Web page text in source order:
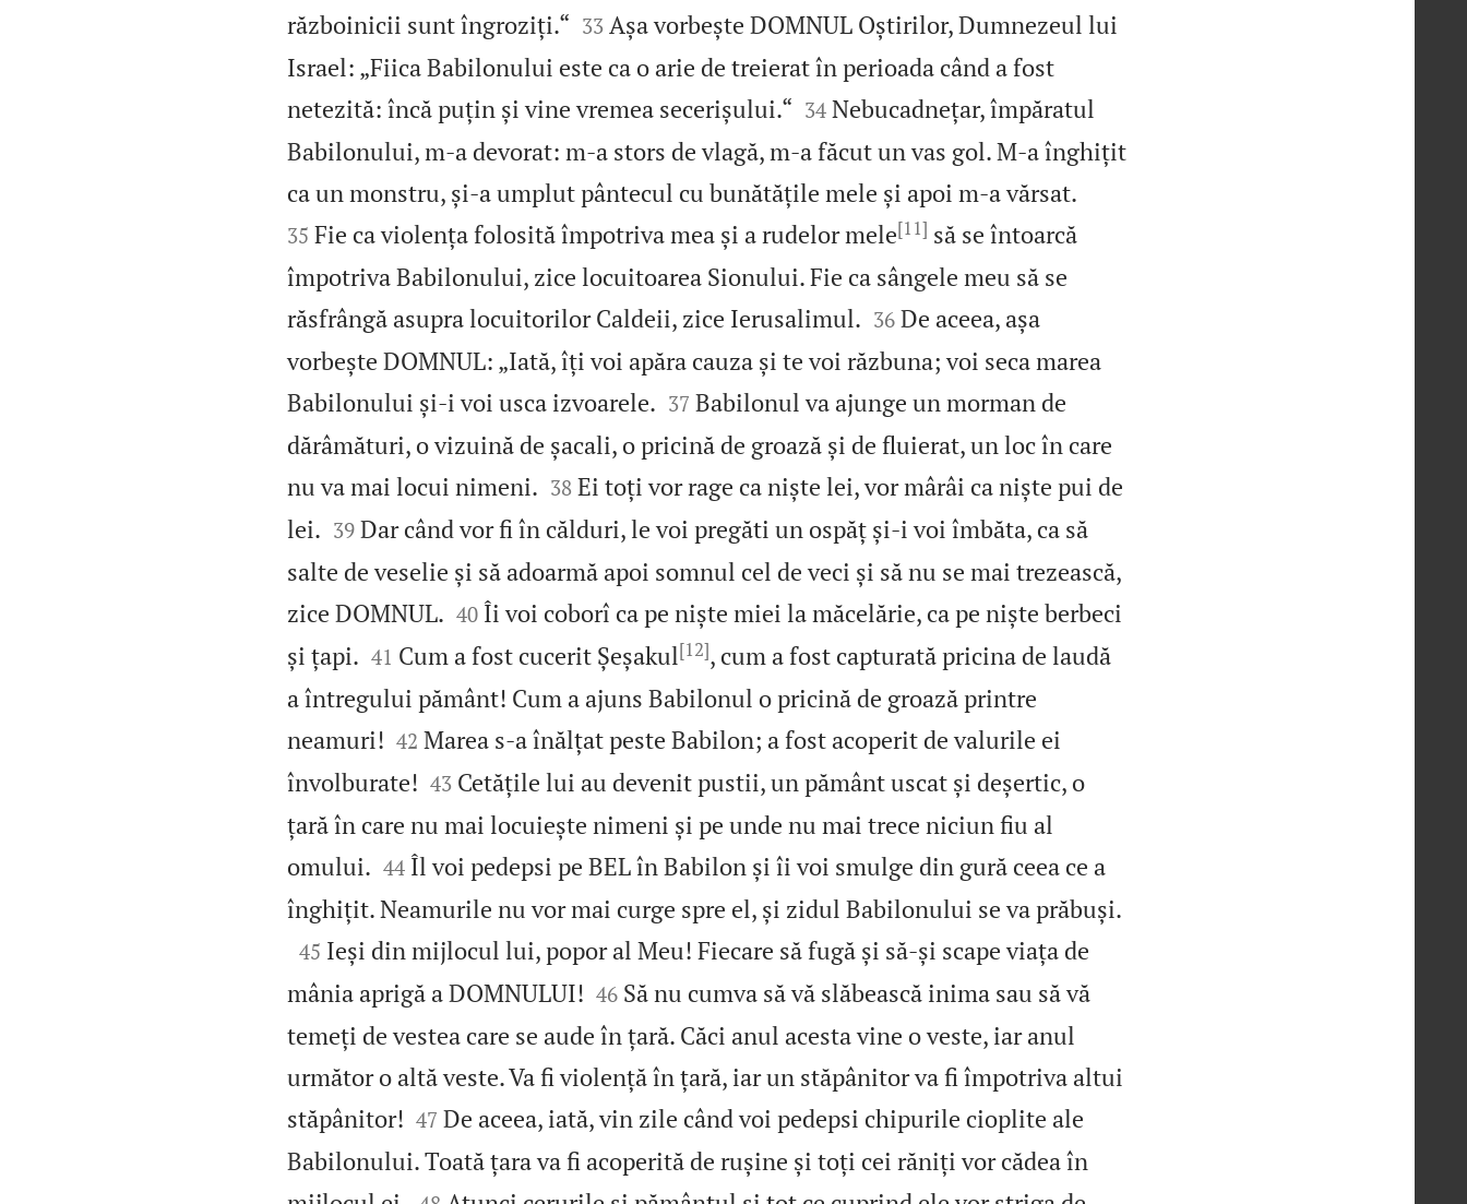
războinicii sunt îngroziți.“
33 Așa vorbește DOMNUL Oștirilor, Dumnezeul lui
Israel: „Fiica Babilonului este ca o arie de treierat în perioada când a fost
netezită: încă puțin și vine vremea secerișului.“
34 Nebucadnețar, împăratul
Babilonului, m‑a devorat: m‑a stors de vlagă, m‑a făcut un vas gol. M‑a înghițit
ca un monstru, și‑a umplut pântecul cu bunătățile mele și apoi m‑a vărsat.
35 Fie ca violența folosită împotriva mea și a rudelor mele[11] să se întoarcă
împotriva Babilonului, zice locuitoarea Sionului. Fie ca sângele meu să se
răsfrângă asupra locuitorilor Caldeii, zice Ierusalimul.
36 De aceea, așa
vorbește DOMNUL: „Iată, îți voi apăra cauza și te voi răzbuna; voi seca marea
Babilonului și‑i voi usca izvoarele.
37 Babilonul va ajunge un morman de
dărâmături, o vizuină de șacali, o pricină de groază și de fluierat, un loc în care
nu va mai locui nimeni.
38 Ei toți vor rage ca niște lei, vor mârâi ca niște pui de
lei.
39 Dar când vor fi în călduri, le voi pregăti un ospăț și‑i voi îmbăta, ca să
salte de veselie și să adoarmă apoi somnul cel de veci și să nu se mai trezească,
zice DOMNUL.
40 Îi voi coborî ca pe niște miei la măcelărie, ca pe niște berbeci
și țapi.
41 Cum a fost cucerit Șeșakul[12], cum a fost capturată pricina de laudă
a întregului pământ! Cum a ajuns Babilonul o pricină de groază printre
neamuri!
42 Marea s‑a înălțat peste Babilon; a fost acoperit de valurile ei
învolburate!
43 Cetățile lui au devenit pustii, un pământ uscat și deșertic, o
țară în care nu mai locuiește nimeni și pe unde nu mai trece niciun fiu al
omului.
44 Îl voi pedepsi pe BEL în Babilon și îi voi smulge din gură ceea ce a
înghițit. Neamurile nu vor mai curge spre el, și zidul Babilonului se va prăbuși.

45 Ieși din mijlocul lui, popor al Meu! Fiecare să fugă și să‑și scape viața de
mânia aprigă a DOMNULUI!
46 Să nu cumva să vă slăbească inima sau să vă
temeți de vestea care se aude în țară. Căci anul acesta vine o veste, iar anul
următor o altă veste. Va fi violență în țară, iar un stăpânitor va fi împotriva altui
stăpânitor!
47 De aceea, iată, vin zile când voi pedepsi chipurile cioplite ale
Babilonului. Toată țara va fi acoperită de rușine și toți cei răniți vor cădea în